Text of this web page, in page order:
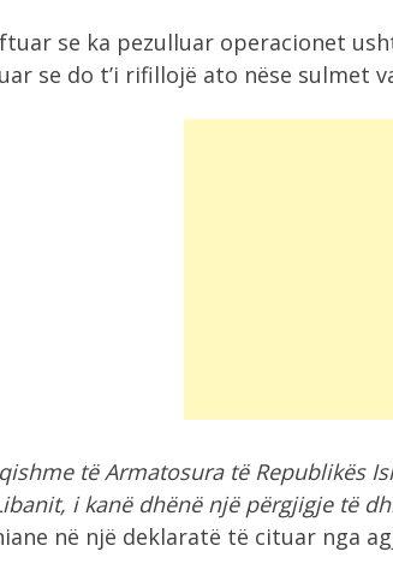
se ka pezulluar operacionet
se do t’i rifillojë ato nëse sulmet
të Armatosura të Republikës
i kanë dhënë një përgjigje të
në një deklaratë të cituar nga
Zjarr në një banesë në Gjirokastër,
shkak...